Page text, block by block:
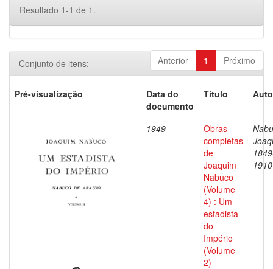
Resultado 1-1 de 1.
Anterior 1 Próximo
Conjunto de itens:
Pré-visualização
Data do
documento
Título
1949
Obras
completas
de
Joaquim
Nabuco
(Volume
4) : Um
estadista
do
Império
(Volume
2)
1910